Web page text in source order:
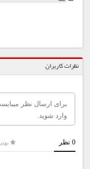
نظرات کاربران